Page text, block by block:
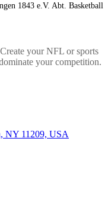
1843 e.V. Abt. Basketball
your NFL or sports
your competition.
NY 11209, USA